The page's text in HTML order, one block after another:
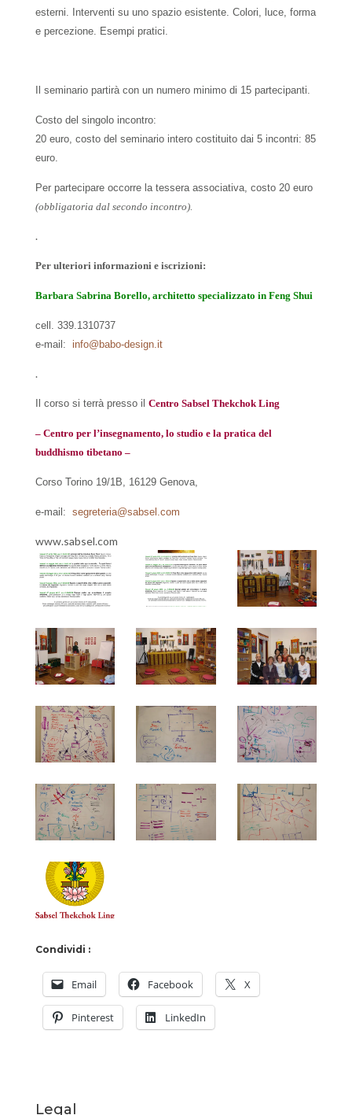
esterni. Interventi su uno spazio esistente. Colori, luce, forma
e percezione. Esempi pratici.
Il seminario partirà con un numero minimo di 15 partecipanti.
Costo del singolo incontro:
20 euro, costo del seminario intero costituito dai 5 incontri: 85
euro.
Per partecipare occorre la tessera associativa, costo 20 euro
(obbligatoria dal secondo incontro).
.
Per ulteriori informazioni e iscrizioni:
Barbara Sabrina Borello, architetto specializzato in Feng Shui
cell. 339.1310737
e-mail: info@babo-design.it
.
Il corso si terrà presso il Centro Sabsel Thekchok Ling
– Centro per l’insegnamento, lo studio e la pratica del
buddhismo tibetano –
Corso Torino 19/1B, 16129 Genova,
e-mail: segreteria@sabsel.com
www.sabsel.com
Condividi :
Email Facebook X
Pinterest LinkedIn
Legal